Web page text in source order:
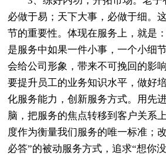
必做于易；天下大事，必做于细。
节的重要性。体现在服务上，就是
是服务中如果一件小事，一个小细
会给公司形象，带来不可挽回的影
要提升员工的业务知识水平，做好
化服务能力，创新服务方式。用先
脑，把服务的焦点转移到客户关系
度作为衡量我们服务的唯一标准；
必答”的被动服务方式，追求“想你